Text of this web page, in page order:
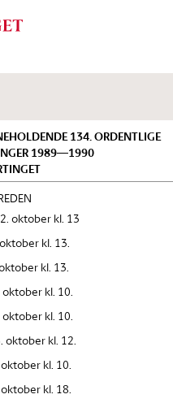
134. ORDENTLIGE
1989—1990
oktober kl. 13
kl. 13.
kl. 13.
kl. 10.
kl. 10.
oktober kl. 12.
kl. 10.
kl. 18.